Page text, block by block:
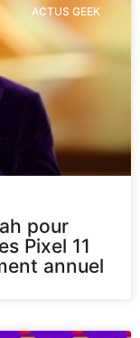
ACTUS GEEK
pour
Pixel 11
annuel